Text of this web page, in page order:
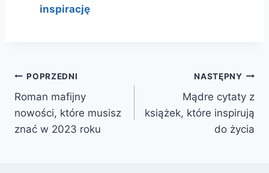
inspirację
Nawigacja
wpisu
POPRZEDNI
Roman mafijny
nowości, które musisz
znać w 2023 roku
NASTĘPNY
Mądre cytaty z
książek, które inspirują
do życia